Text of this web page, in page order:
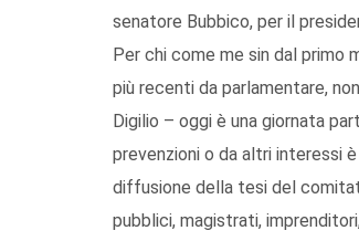
senatore Bubbico, per il
Per chi come me sin dal primo
più recenti da parlamentare,
Digilio – oggi è una giornata
prevenzioni o da altri interessi
diffusione della tesi del
pubblici, magistrati,